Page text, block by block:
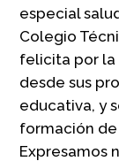
especial
Colegio
felicita por la
desde sus
educativa, y
formación de
Expresamos